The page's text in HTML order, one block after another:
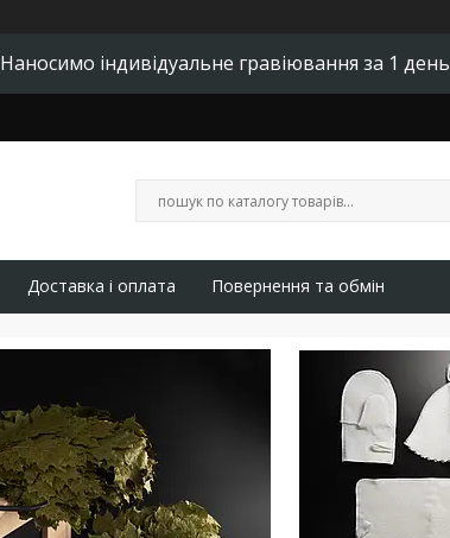
Наносимо індивідуальне гравіювання за 1 день
Доставка і оплата Повернення та обмін